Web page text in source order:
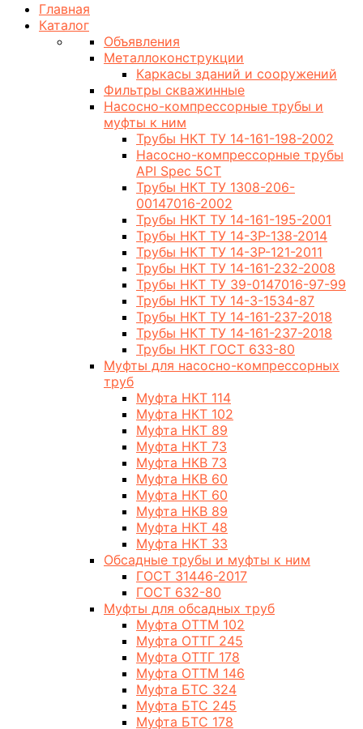
Главная
Каталог
Объявления
Металлоконструкции
Каркасы зданий и сооружений
Фильтры скважинные
Насосно-компрессорные трубы и
муфты к ним
Трубы НКТ ТУ 14-161-198-2002
Насосно-компрессорные трубы
API Spec 5CT
Трубы НКТ ТУ 1308-206-
00147016-2002
Трубы НКТ ТУ 14-161-195-2001
Трубы НКТ ТУ 14-3Р-138-2014
Трубы НКТ ТУ 14-3Р-121-2011
Трубы НКТ ТУ 14-161-232-2008
Трубы НКТ ТУ 39-0147016-97-99
Трубы НКТ ТУ 14-3-1534-87
Трубы НКТ ТУ 14-161-237-2018
Трубы НКТ ТУ 14-161-237-2018
Трубы НКТ ГОСТ 633-80
Муфты для насосно-компрессорных
труб
Муфта НКТ 114
Муфта НКТ 102
Муфта НКТ 89
Муфта НКТ 73
Муфта НКВ 73
Муфта НКВ 60
Муфта НКТ 60
Муфта НКВ 89
Муфта НКТ 48
Муфта НКТ 33
Обсадные трубы и муфты к ним
ГОСТ 31446-2017
ГОСТ 632-80
Муфты для обсадных труб
Муфта ОТТМ 102
Муфта ОТТГ 245
Муфта ОТТГ 178
Муфта ОТТМ 146
Муфта БТС 324
Муфта БТС 245
Муфта БТС 178